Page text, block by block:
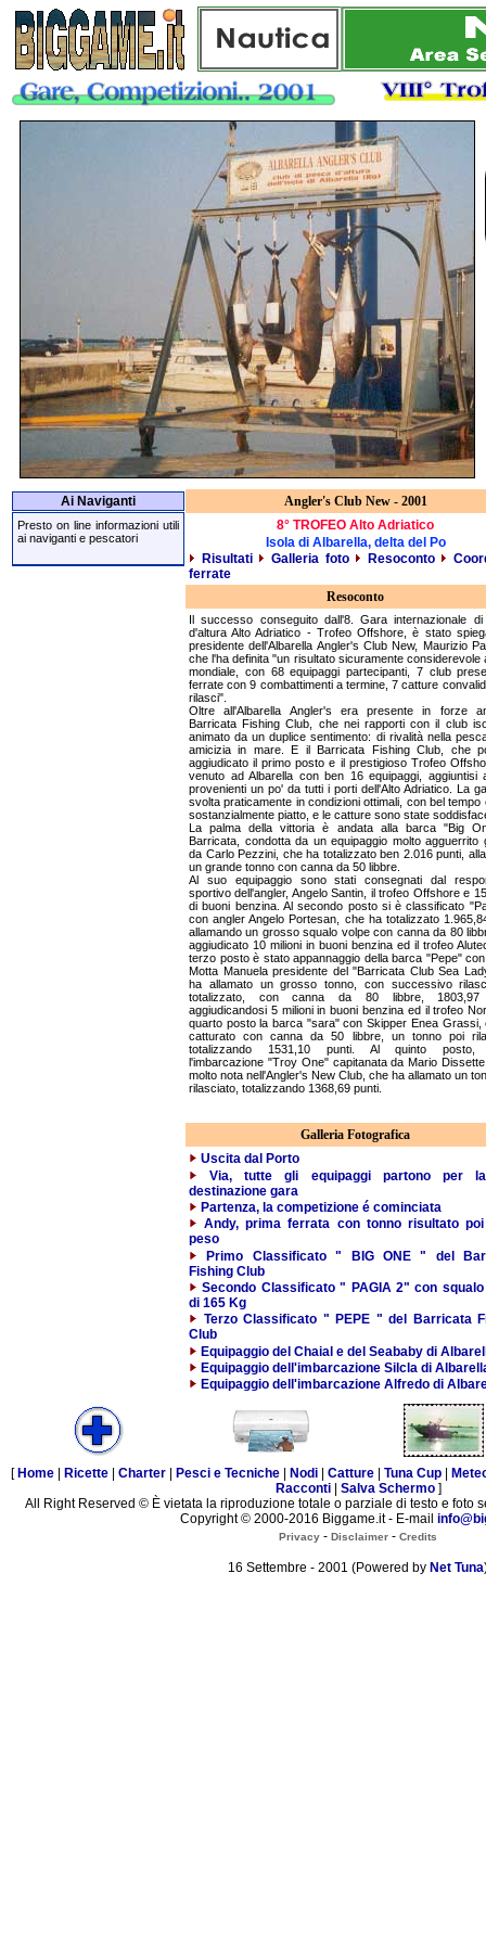
Ai Naviganti
Presto on line informazioni utili
ai naviganti e pescatori
Angler's Club New - 2001
8° TROFEO Alto Adriatico
Isola di Albarella, delta del Po
Risultati
Galleria foto Resoconto
ferrate
Resoconto
Il successo conseguito dall'8. Gara internazionale
d'altura Alto Adriatico - Trofeo Offshore, è stato
presidente dell'Albarella Angler's Club New, Maurizio
che l'ha definita "un risultato sicuramente considerevole
mondiale, con 68 equipaggi partecipanti, 7 club
ferrate con 9 combattimenti a termine, 7 catture
rilasci".
Oltre all'Albarella Angler's era presente in forze
Barricata Fishing Club, che nei rapporti con il club
animato da un duplice sentimento: di rivalità nella
amicizia in mare. E il Barricata Fishing Club, che
aggiudicato il primo posto e il prestigioso Trofeo
venuto ad Albarella con ben 16 equipaggi, aggiuntisi
provenienti un po' da tutti i porti dell'Alto Adriatico. La
svolta praticamente in condizioni ottimali, con bel tempo
sostanzialmente piatto, e le catture sono state
La palma della vittoria è andata alla barca "Big
Barricata, condotta da un equipaggio molto agguerrito
da Carlo Pezzini, che ha totalizzato ben 2.016 punti,
un grande tonno con canna da 50 libbre.
Al suo equipaggio sono stati consegnati dal
sportivo dell'angler, Angelo Santin, il trofeo Offshore e
di buoni benzina. Al secondo posto si è classificato
con angler Angelo Portesan, che ha totalizzato
allamando un grosso squalo volpe con canna da 80
aggiudicato 10 milioni in buoni benzina ed il trofeo
terzo posto è stato appannaggio della barca "Pepe"
Motta Manuela presidente del "Barricata Club Sea
ha allamato un grosso tonno, con successivo
totalizzato, con canna da 80 libbre, 1803,97
aggiudicandosi 5 milioni in buoni benzina ed il trofeo
quarto posto la barca "sara" con Skipper Enea Grassi,
catturato con canna da 50 libbre, un tonno poi
totalizzando 1531,10 punti. Al quinto posto,
l'imbarcazione "Troy One" capitanata da Mario
molto nota nell'Angler's New Club, che ha allamato un
rilasciato, totalizzando 1368,69 punti.
Galleria Fotografica
Uscita dal Porto
Via, tutte gli equipaggi partono per
destinazione gara
Partenza, la competizione é cominciata
Andy, prima ferrata con tonno risultato
peso
Primo Classificato " BIG ONE " del
Fishing Club
Secondo Classificato " PAGIA 2" con
di 165 Kg
Terzo Classificato " PEPE " del Barricata
Club
Equipaggio del Chaial e del Seababy di
Equipaggio dell'imbarcazione Silcla di
Equipaggio dell'imbarcazione Alfredo di
[ Home Ricette Charter Pesci e Tecniche Nodi Catture Tuna Cup
Racconti| Salva Schermo]
All Right Reserved © È vietata la riproduzione totale o parziale di testo e foto
Copyright © 2000-2016 Biggame.it - E-mail
Privacy - Disclaimer - Credits
16 Settembre - 2001 (Powered by Net Tuna